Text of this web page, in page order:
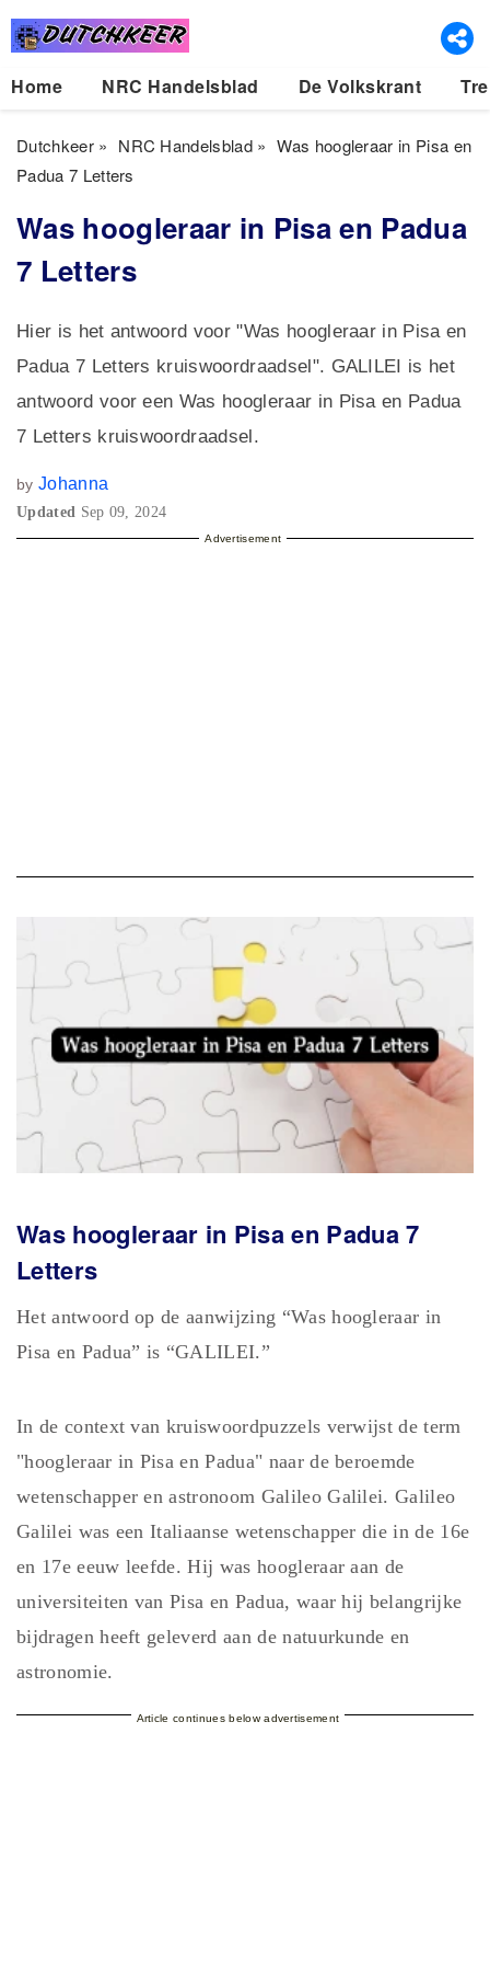
Home NRC Handelsblad De Volkskrant
Dutchkeer» NRC Handelsblad » Was hoogleraar in Pisa en
Padua 7 Letters
Was hoogleraar in Pisa en Padua
7 Letters
Hier is het antwoord voor "Was hoogleraar in Pisa en
Padua 7 Letters kruiswoordraadsel". GALILEI is het
antwoord voor een Was hoogleraar in Pisa en Padua
7 Letters kruiswoordraadsel.
by Johanna
Updated Sep 09, 2024
Advertisement
Was hoogleraar in Pisa en Padua 7
Letters
Het antwoord op de aanwijzing “Was hoogleraar in
Pisa en Padua” is “GALILEI.”
In de context van kruiswoordpuzzels verwijst de term
"hoogleraar in Pisa en Padua" naar de beroemde
wetenschapper en astronoom Galileo Galilei. Galileo
Galilei was een Italiaanse wetenschapper die in de 16e
en 17e eeuw leefde. Hij was hoogleraar aan de
universiteiten van Pisa en Padua, waar hij belangrijke
bijdragen heeft geleverd aan de natuurkunde en
astronomie.
Article continues below advertisement